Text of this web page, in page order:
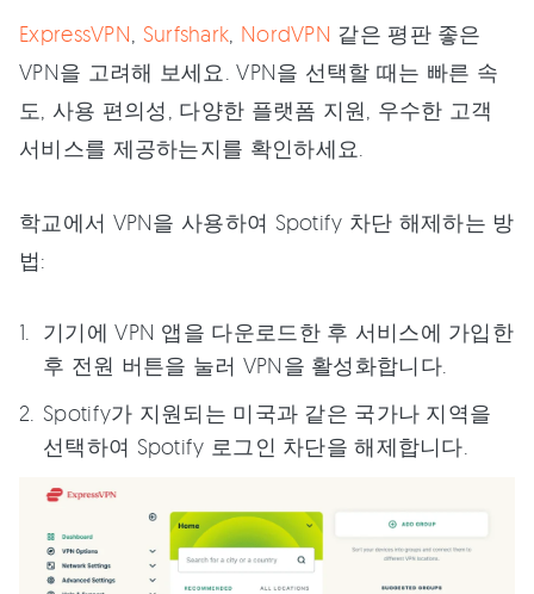
ExpressVPN Surfshark NordVPN 같은 평판 좋은
VPN을 고려해 보세요. VPN을 선택할 때는 빠른 속
도, 사용 편의성, 다양한 플랫폼 지원, 우수한 고객
서비스를 제공하는지를 확인하세요.
학교에서 VPN을 사용하여 Spotify 차단 해제하는 방
법:
기기에 VPN 앱을 다운로드한 후 서비스에 가입한
후 전원 버튼을 눌러 VPN을 활성화합니다.
Spotify가 지원되는 미국과 같은 국가나 지역을
선택하여 Spotify 로그인 차단을 해제합니다.